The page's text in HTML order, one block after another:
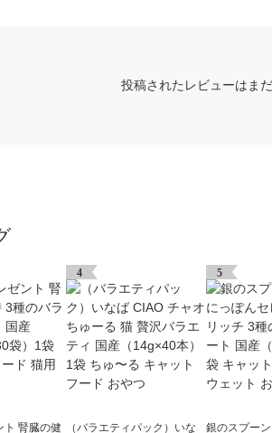
投稿されたレビューはまだ
ト 腎臓の健
4
（バラエティパック）いな
5
銀のスプー